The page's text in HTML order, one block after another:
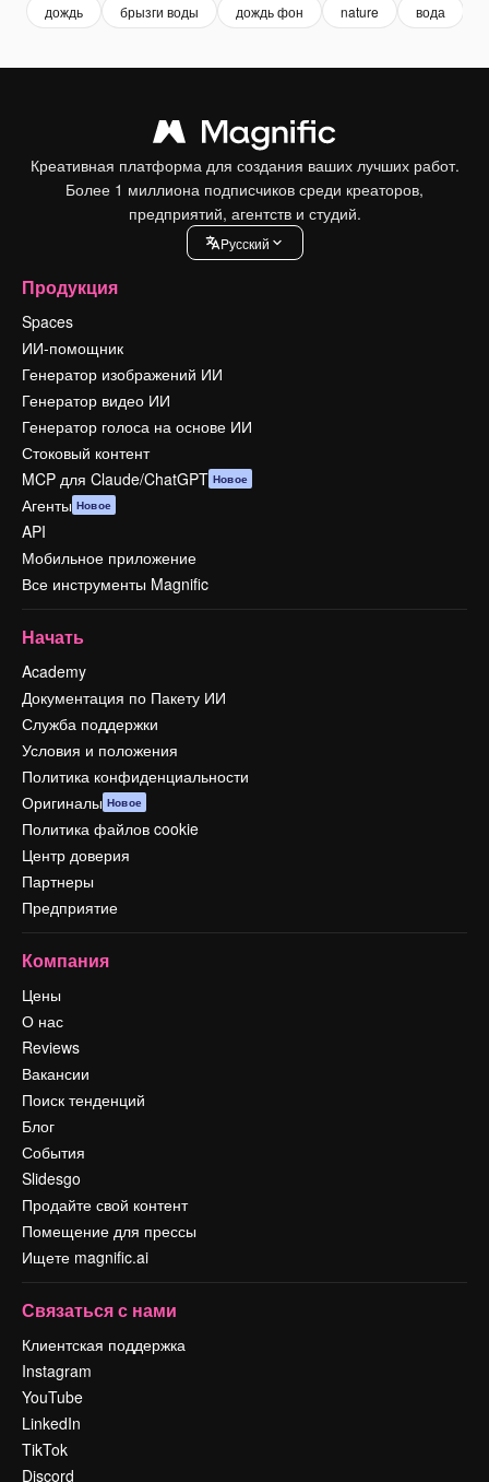
дождь брызги воды дождь фон nature вода
Креативная платформа для создания ваших лучших работ.
Более 1 миллиона подписчиков среди креаторов,
предприятий, агентств и студий.
Pусский
Продукция
Spaces
ИИ-помощник
Генератор изображений ИИ
Генератор видео ИИ
Генератор голоса на основе ИИ
Стоковый контент
MCP для Claude/ChatGPT Новое
Агенты Новое
API
Мобильное приложение
Все инструменты Magnific
Начать
Academy
Документация по Пакету ИИ
Служба поддержки
Условия и положения
Политика конфиденциальности
Оригиналы Новое
Политика файлов cookie
Центр доверия
Партнеры
Предприятие
Компания
Цены
О нас
Reviews
Вакансии
Поиск тенденций
Блог
События
Slidesgo
Продайте свой контент
Помещение для прессы
Ищете magnific.ai
Связаться с нами
Клиентская поддержка
Instagram
YouTube
LinkedIn
TikTok
Discord